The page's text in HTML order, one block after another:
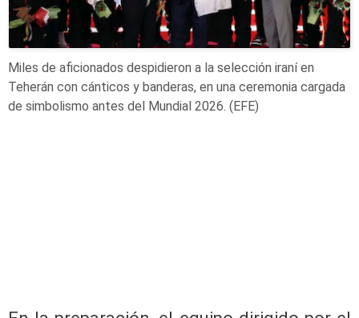
Miles de aficionados despidieron a la selección iraní en
Teherán con cánticos y banderas, en una ceremonia cargada
de simbolismo antes del Mundial 2026. (EFE)